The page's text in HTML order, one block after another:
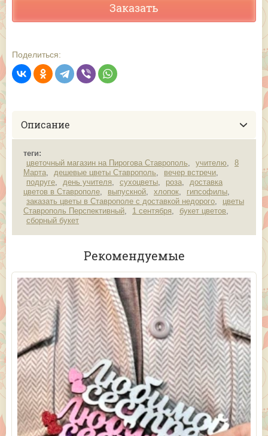
Заказать
Поделиться:
Описание
теги:
цветочный магазин на Пирогова Ставрополь, учителю,
8
Марта, дешевые цветы Ставрополь, вечер встречи,
подруге, день учителя, сухоцветы, роза,
доставка
цветов в Ставрополе, выпускной, хлопок, гипсофилы,
заказать цветы в Ставрополе с доставкой недорого,
цветы
Ставрополь Перспективный, 1 сентября, букет цветов,
сборный букет
Рекомендуемые